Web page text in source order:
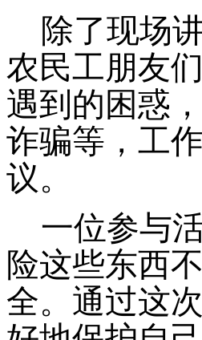
除了现场
农民工朋友
遇到的困惑
诈骗等，工
议。
一位参与
险这些东西
全。通过这